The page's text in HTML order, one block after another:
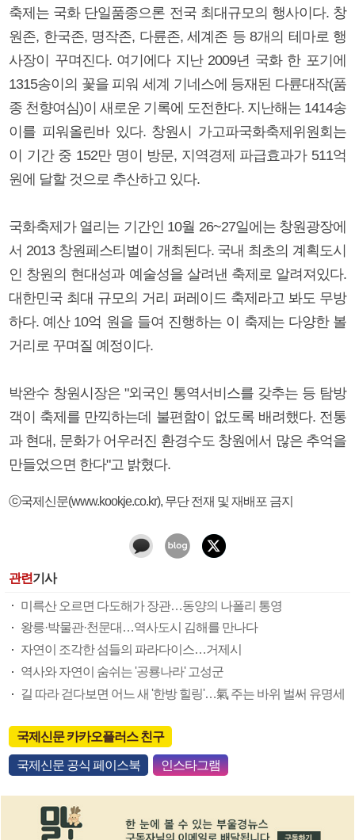
축제는 국화 단일품종으론 전국 최대규모의 행사이다. 창
원존, 한국존, 명작존, 다륜존, 세계존 등 8개의 테마로 행
사장이 꾸며진다. 여기에다 지난 2009년 국화 한 포기에
1315송이의 꽃을 피워 세계 기네스에 등재된 다륜대작(품
종 천향여심)이 새로운 기록에 도전한다. 지난해는 1414송
이를 피워올린바 있다. 창원시 가고파국화축제위원회는
이 기간 중 152만 명이 방문, 지역경제 파급효과가 511억
원에 달할 것으로 추산하고 있다.
국화축제가 열리는 기간인 10월 26~27일에는 창원광장에
서 2013 창원페스티벌이 개최된다. 국내 최초의 계획도시
인 창원의 현대성과 예술성을 살려낸 축제로 알려져있다.
대한민국 최대 규모의 거리 퍼레이드 축제라고 봐도 무방
하다. 예산 10억 원을 들여 진행하는 이 축제는 다양한 볼
거리로 꾸며질 예정이다.
박완수 창원시장은 "외국인 통역서비스를 갖추는 등 탐방
객이 축제를 만끽하는데 불편함이 없도록 배려했다. 전통
과 현대, 문화가 어우러진 환경수도 창원에서 많은 추억을
만들었으면 한다"고 밝혔다.
ⓒ국제신문(www.kookje.co.kr), 무단 전재 및 재배포 금지
관련기사
미륵산 오르면 다도해가 장관…동양의 나폴리 통영
왕릉·박물관·천문대…역사도시 김해를 만나다
자연이 조각한 섬들의 파라다이스…거제시
역사와 자연이 숨쉬는 '공룡나라' 고성군
길 따라 걷다보면 어느 새 '한방 힐링'…氣 주는 바위 벌써 유명세
국제신문 카카오플러스 친구
국제신문 공식 페이스북 인스타그램